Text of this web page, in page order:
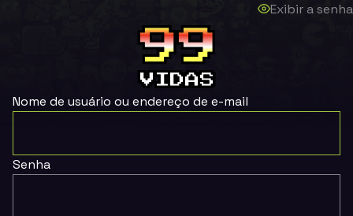
Nome de usuário ou endereço de e-mail
Senha
Exibir a senha